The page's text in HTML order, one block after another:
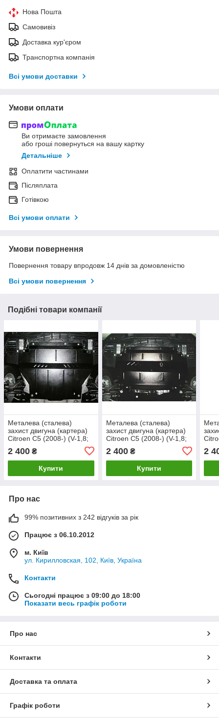
Нова Пошта
Самовивіз
Доставка кур'єром
Транспортна компанія
Всі умови доставки
Умови оплати
Ви отримаєте замовлення
або гроші повернуться на вашу картку
Детальніше
Оплатити частинами
Післяплата
Готівкою
Всі умови оплати
Умови повернення
Повернення товару впродовж 14 днів за домовленістю
Всі умови повернення
Подібні товари компанії
Металева (сталева)
захист двигуна (картера)
Citroen С5 (2008-) (V-1,8;
2 400 ₴
Купити
Металева (сталева)
захист двигуна (картера)
Citroen С5 (2008-) (V-1,8;
2 400₴
Купити
2
Про нас
99% позитивних з 242 відгуків за рік
Працює з 06.10.2012
м. Київ
ул. Кирилловская, 102, Київ, Україна
Контакти
Сьогодні працює з 09:00 до 18:00
Показати весь графік роботи
Про нас
Контакти
Доставка та оплата
Графік роботи